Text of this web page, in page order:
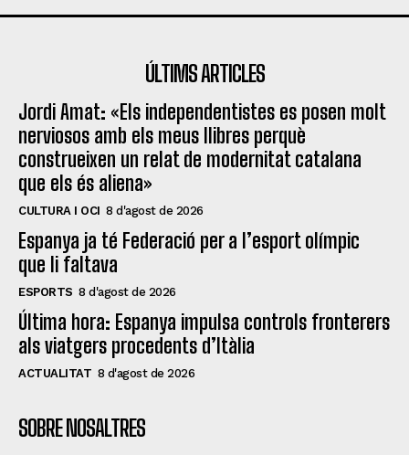
ÚLTIMS ARTICLES
Jordi Amat: «Els independentistes es posen molt
nerviosos amb els meus llibres perquè
construeixen un relat de modernitat catalana
que els és aliena»
CULTURA I OCI 8 d'agost de 2026
Espanya ja té Federació per a l’esport olímpic
que li faltava
ESPORTS 8 d'agost de 2026
Última hora: Espanya impulsa controls fronterers
als viatgers procedents d’Itàlia
ACTUALITAT 8 d'agost de 2026
SOBRE NOSALTRES